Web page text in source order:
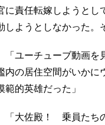
に責任転嫁しようとし
しようとしなかった。
「ユーチューブ動画を
内の居住空間がいかに
範的英雄だった」
「大佐殿！ 乗員たちの